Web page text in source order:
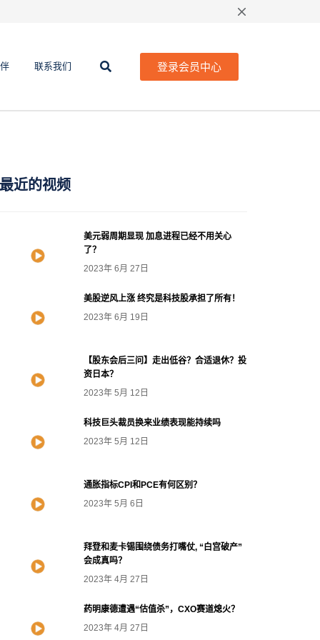
联系我们 登录会员中心
最近的视频
美元弱周期显现 加息进程已经不用关心
了？
2023年 6月 27日
美股逆风上涨 终究是科技股承担了所有！
2023年 6月 19日
【股东会后三问】走出低谷？合适退休？投
资日本？
2023年 5月 12日
科技巨头裁员换来业绩表现能持续吗
2023年 5月 12日
通胀指标CPI和PCE有何区别？
2023年 5月 6日
拜登和麦卡锡围绕债务打嘴仗, “白宫破产”
会成真吗？
2023年 4月 27日
药明康德遭遇“估值杀”，CXO赛道熄火？
2023年 4月 27日